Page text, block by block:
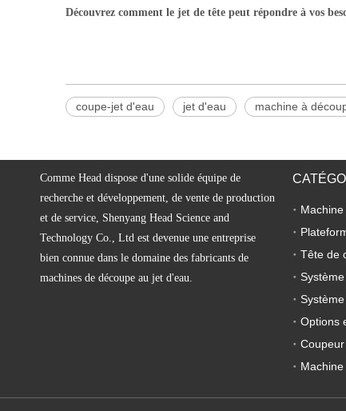
Découvrez comment le jet de tête peut répondre à vos
coupe-jet d'eau jet d'eau machine à
Comme Head dispose d'une solide équipe de
recherche et développement, de vente de production
et de service, Shenyang Head Science and
Technology Co., Ltd est devenue une entreprise
bien connue dans le domaine des fabricants de
machines de découpe au jet d'eau.
Tête de
Options